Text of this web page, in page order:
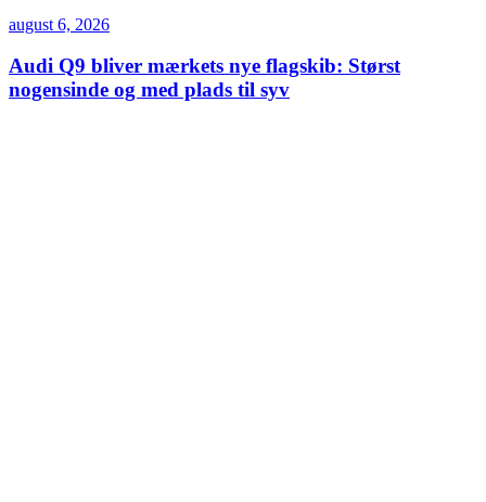
august 6, 2026
Audi Q9 bliver mærkets nye flagskib: Størst
nogensinde og med plads til syv